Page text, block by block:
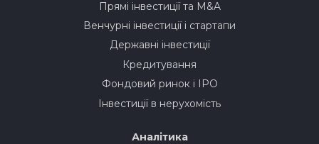
Прямі інвестиції та M&A
Венчурні інвестиції і стартапи
Державні інвестиції
Кредитування
Фондовий ринок і IPO
Інвестиції в нерухомість
Аналітика